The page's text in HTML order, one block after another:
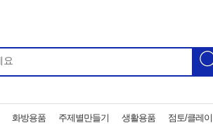
화방용품 주제별만들기 생활용품 점토/클레이